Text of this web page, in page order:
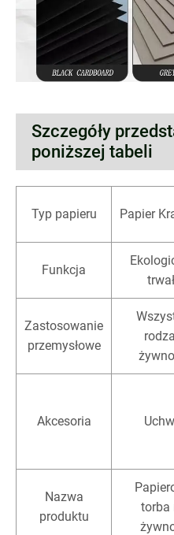
Szczegóły
poniższej tabeli
Typ papieru Papier
Funkcja
Zastosowanie
przemysłowe
Akcesoria
Nazwa
produktu
torba